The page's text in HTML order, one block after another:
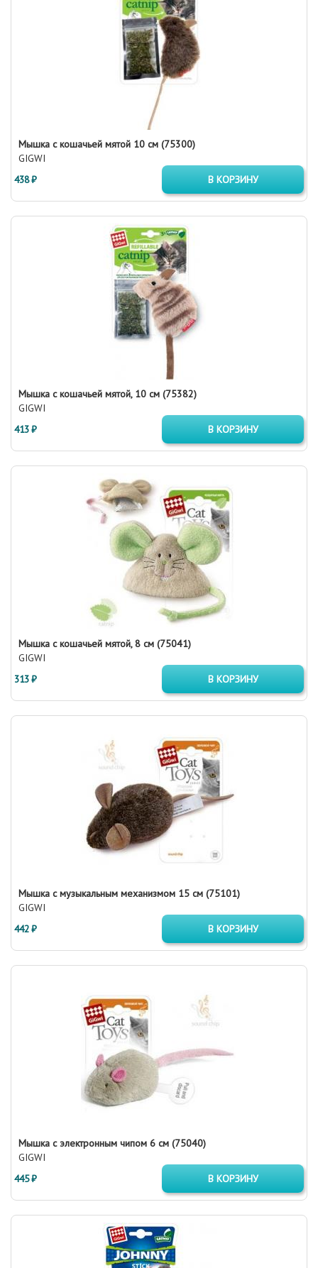
Мышка с кошачьей мятой 10 см (75300)
GIGWI
438 ₽
В КОРЗИНУ
Мышка с кошачьей мятой, 10 см (75382)
GIGWI
413 ₽
В КОРЗИНУ
Мышка с кошачьей мятой, 8 см (75041)
GIGWI
313 ₽
В КОРЗИНУ
Мышка с музыкальным механизмом 15 см (75101)
GIGWI
442 ₽
В КОРЗИНУ
Мышка с электронным чипом 6 см (75040)
GIGWI
445 ₽
В КОРЗИНУ